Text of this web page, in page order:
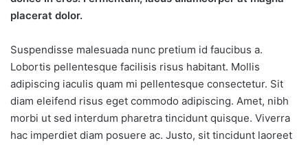
placerat dolor.
Suspendisse malesuada nunc pretium id faucibus a.
Lobortis pellentesque facilisis risus habitant. Mollis
adipiscing iaculis quam mi pellentesque consectetur. Sit
diam eleifend risus eget commodo adipiscing. Amet, nibh
morbi ut sed interdum pharetra tincidunt quisque. Viverra
hac imperdiet diam posuere ac. Justo, sit tincidunt laoreet